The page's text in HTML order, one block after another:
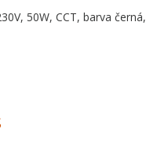
50W, CCT, barva černá,